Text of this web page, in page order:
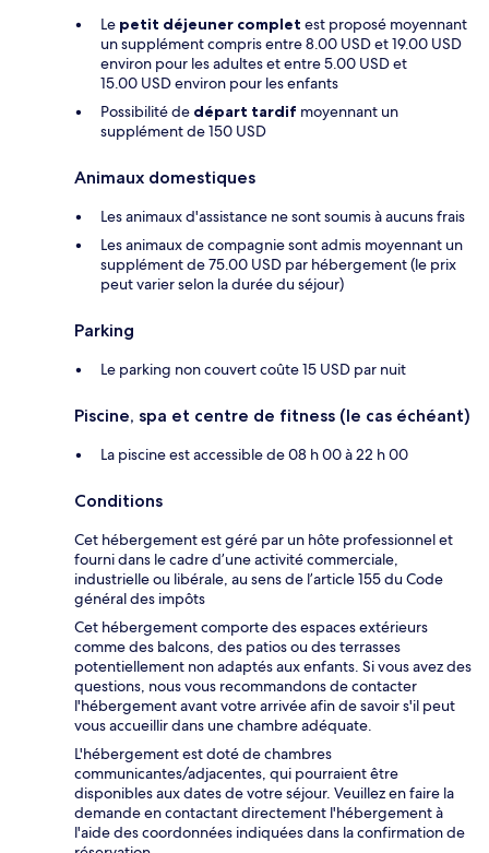
Le petit déjeuner complet est proposé moyennant
un supplément compris entre 8.00 USD et 19.00 USD
environ pour les adultes et entre 5.00 USD et
15.00 USD environ pour les enfants
Possibilité de départ tardif moyennant un
supplément de 150 USD
Animaux domestiques
Les animaux d'assistance ne sont soumis à aucuns frais
Les animaux de compagnie sont admis moyennant un
supplément de 75.00 USD par hébergement (le prix
peut varier selon la durée du séjour)
Parking
Le parking non couvert coûte 15 USD par nuit
Piscine, spa et centre de fitness (le cas échéant)
La piscine est accessible de 08 h 00 à 22 h 00
Conditions
Cet hébergement est géré par un hôte professionnel et
fourni dans le cadre d’une activité commerciale,
industrielle ou libérale, au sens de l’article 155 du Code
général des impôts
Cet hébergement comporte des espaces extérieurs
comme des balcons, des patios ou des terrasses
potentiellement non adaptés aux enfants. Si vous avez des
questions, nous vous recommandons de contacter
l'hébergement avant votre arrivée afin de savoir s'il peut
vous accueillir dans une chambre adéquate.
L'hébergement est doté de chambres
communicantes/adjacentes, qui pourraient être
disponibles aux dates de votre séjour. Veuillez en faire la
demande en contactant directement l'hébergement à
l'aide des coordonnées indiquées dans la confirmation de